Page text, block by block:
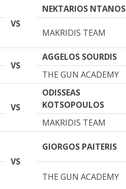
VS
NEKTARIOS NTANOS
MAKRIDIS TEAM
VS
AGGELOS SOURDIS
THE GUN ACADEMY
VS
ODISSEAS
KOTSOPOULOS
MAKRIDIS TEAM
VS
GIORGOS PAITERIS
THE GUN ACADEMY